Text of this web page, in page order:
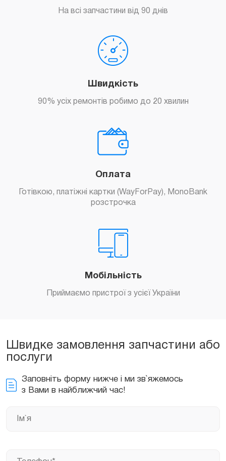
На всі запчастини від 90 днів
Швидкість
90% усіх ремонтів робимо до 20 хвилин
Оплата
Готівкою, платіжні картки (WayForPay), MonoBank
розстрочка
Мобільність
Приймаємо пристрої з усієї України
Швидке замовлення запчастини або
послуги
Заповніть форму нижче і ми зв`яжемось
з Вами в найближчий час!